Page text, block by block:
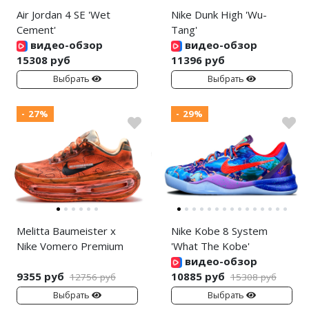
Air Jordan 4 SE 'Wet
Cement'
видео-обзор
15308 руб
Выбрать
Nike Dunk High 'Wu-
Tang'
видео-обзор
11396 руб
Выбрать
- 27%
Melitta Baumeister x
Nike Vomero Premium
9355 руб 12756 руб
Выбрать
- 29%
Nike Kobe 8 System
'What The Kobe'
видео-обзор
10885 руб 15308 руб
Выбрать